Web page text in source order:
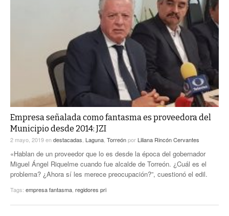
Empresa señalada como fantasma es proveedora del
Municipio desde 2014: JZI
2 mayo, 2019endestacadas, Laguna, Torreónpor Liliana Rincón Cervantes
«Hablan de un proveedor que lo es desde la época del gobernador
Miguel Ángel Riquelme cuando fue alcalde de Torreón. ¿Cuál es el
problema? ¿Ahora sí les merece preocupación?”, cuestionó el edil.
Tags: empresa fantasma, regidores pri